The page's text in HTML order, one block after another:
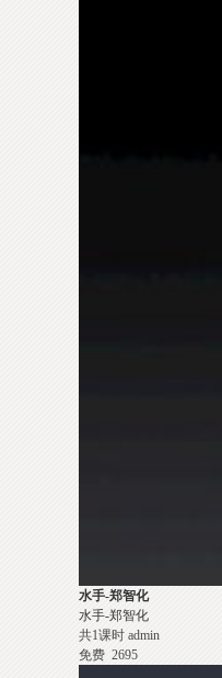
水手-郑智化
水手-郑智化
共1课时 admin
免费 2695